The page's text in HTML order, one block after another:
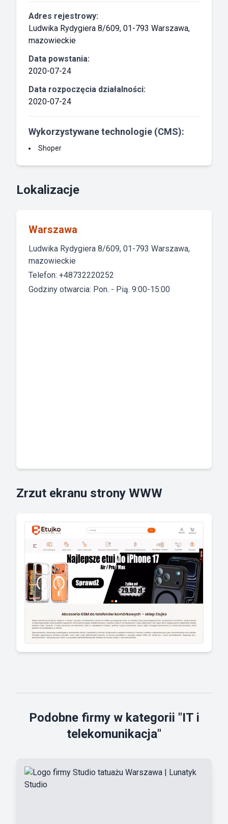
Adres rejestrowy:
Ludwika Rydygiera 8/609, 01-793 Warszawa,
mazowieckie
Data powstania:
2020-07-24
Data rozpoczęcia działalności:
2020-07-24
Wykorzystywane technologie (CMS):
Shoper
Lokalizacje
Warszawa
Ludwika Rydygiera 8/609, 01-793 Warszawa,
mazowieckie
Telefon: +48732220252
Godziny otwarcia: Pon. - Pią. 9:00-15:00
Zrzut ekranu strony WWW
Podobne firmy w kategorii "IT i
telekomunikacja"